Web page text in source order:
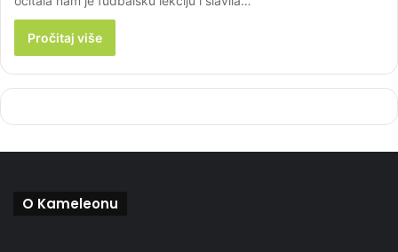
Pročitaj više
O Kameleonu